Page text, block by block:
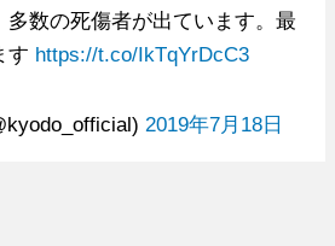
多数の死傷者が出ています。最
す https://t.co/IkTqYrDcC3
2019年7月18日